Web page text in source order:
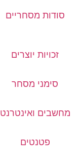
סודות מסחריים
זכויות יוצרים
סימני מסחר
מחשבים ואינטרנט
פטנטים